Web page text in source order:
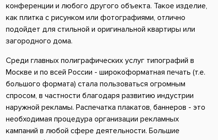
конференции и любого другого объекта. Такое изделие,
как плитка с рисунком или фотографиями, отлично
подойдет для стильной и оригинальной квартиры или
загородного дома.
Среди главных полиграфических услуг типографий в
Москве и по всей России - широкоформатная печать (т.е.
большого формата) стала пользоваться огромным
спросом, в частности благодаря развитию индустрии
наружной рекламы. Распечатка плакатов, баннеров - это
необходимая процедура организации рекламных
кампаний в любой сфере деятельности. Большие